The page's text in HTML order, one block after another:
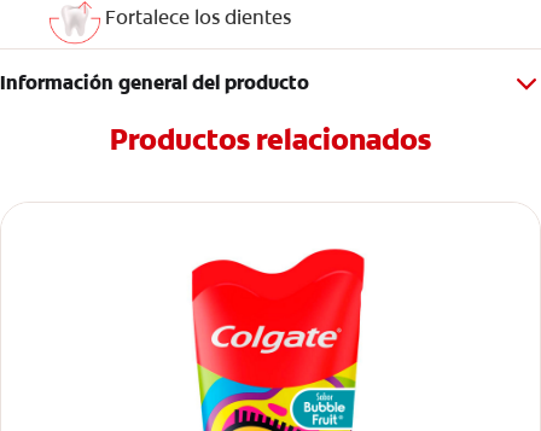
Fortalece los dientes
Información general del producto
Productos relacionados